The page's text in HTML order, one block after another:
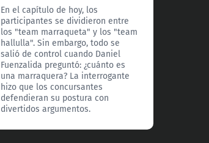
En el capítulo de hoy, los
participantes se dividieron entre
los "team marraqueta" y los "team
hallulla". Sin embargo, todo se
salió de control cuando Daniel
Fuenzalida preguntó: ¿cuánto es
una marraquera? La interrogante
hizo que los concursantes
defendieran su postura con
divertidos argumentos.